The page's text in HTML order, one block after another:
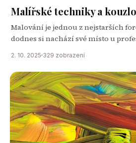
Malířské techniky a
Malování je jednou z nejstarších
dodnes si nachází své místo u
2. 10. 2025 329 zobrazení